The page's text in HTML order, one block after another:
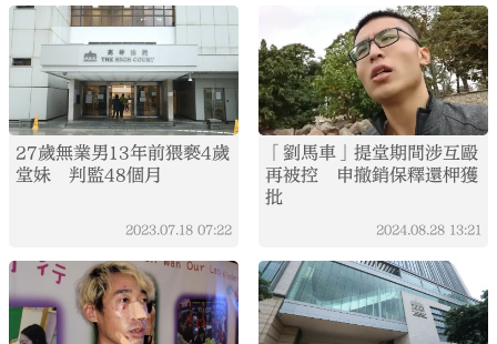
27歲無業男13年前猥褻4歲
堂妹 判監48個月
2023.07.18 07:22
「劉馬車」提堂期間涉互毆
再被控 申撤銷保釋還柙獲
批
2024.08.28 13:21